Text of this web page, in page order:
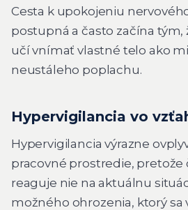
Cesta k upokojeniu
postupná a často začína tým,
učí vnímať vlastné telo ako
neustáleho poplachu.
Hypervigilancia vo
Hypervigilancia výrazne
pracovné prostredie, pretože
reaguje nie na aktuálnu
možného ohrozenia, ktorý sa